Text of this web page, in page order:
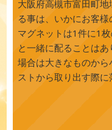
大阪府高槻市富田町
る事は、いかにお客
マグネットは1件に1
と一緒に配ることは
場合は大きなものか
ストから取り出す際に